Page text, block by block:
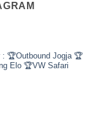
: 🏆Outbound Jogja 🏆
Elo 🏆VW Safari